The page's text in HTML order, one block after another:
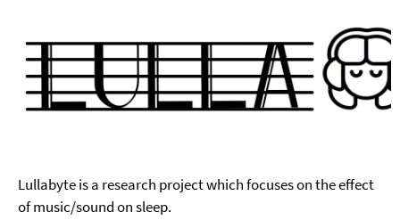
Lullabyte is a research project which focuses on the effect
of music/sound on sleep.